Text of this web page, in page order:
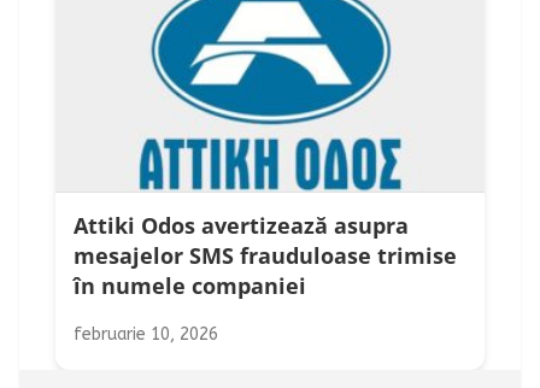
Attiki Odos avertizează asupra
mesajelor SMS frauduloase trimise
în numele companiei
februarie 10, 2026